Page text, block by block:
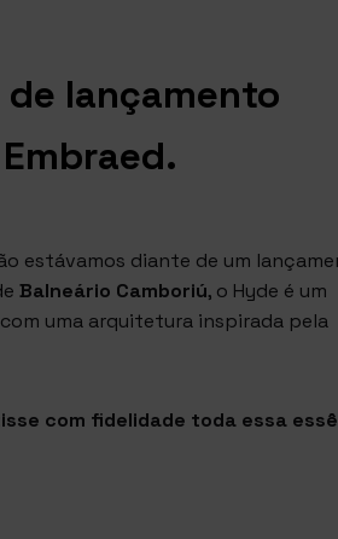
lançamento
estávamos diante de um
Balneário Camboriú, o Hyde é um
uma arquitetura inspirada pela
com fidelidade toda essa